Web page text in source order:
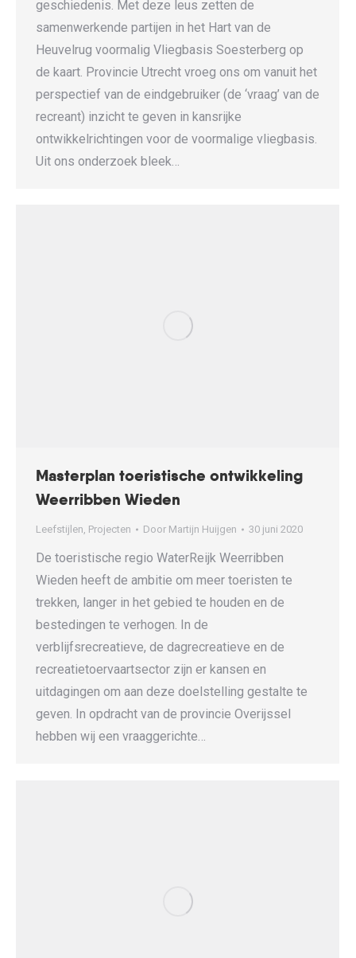
geschiedenis. Met deze leus zetten de
samenwerkende partijen in het Hart van de
Heuvelrug voormalig Vliegbasis Soesterberg op
de kaart. Provincie Utrecht vroeg ons om vanuit het
perspectief van de eindgebruiker (de ‘vraag’ van de
recreant) inzicht te geven in kansrijke
ontwikkelrichtingen voor de voormalige vliegbasis.
Uit ons onderzoek bleek…
Masterplan toeristische ontwikkeling
Weerribben Wieden
Leefstijlen, Projecten Door Martijn Huijgen 30 juni 2020
De toeristische regio WaterReijk Weerribben
Wieden heeft de ambitie om meer toeristen te
trekken, langer in het gebied te houden en de
bestedingen te verhogen. In de
verblijfsrecreatieve, de dagrecreatieve en de
recreatietoervaartsector zijn er kansen en
uitdagingen om aan deze doelstelling gestalte te
geven. In opdracht van de provincie Overijssel
hebben wij een vraaggerichte…